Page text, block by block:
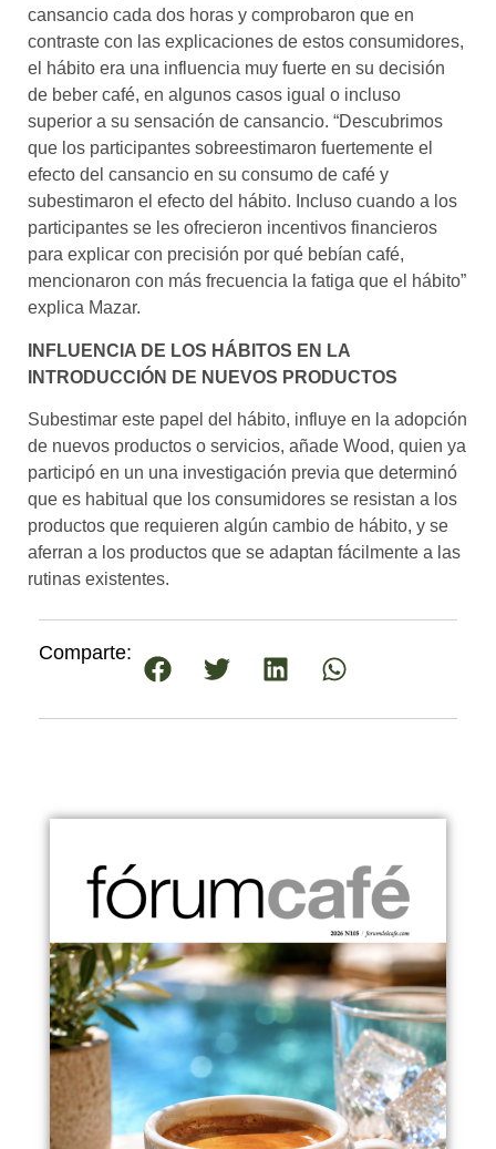
cansancio cada dos horas y comprobaron que en
contraste con las explicaciones de estos consumidores,
el hábito era una influencia muy fuerte en su decisión
de beber café, en algunos casos igual o incluso
superior a su sensación de cansancio. “Descubrimos
que los participantes sobreestimaron fuertemente el
efecto del cansancio en su consumo de café y
subestimaron el efecto del hábito. Incluso cuando a los
participantes se les ofrecieron incentivos financieros
para explicar con precisión por qué bebían café,
mencionaron con más frecuencia la fatiga que el hábito”
explica Mazar.
INFLUENCIA DE LOS HÁBITOS EN LA
INTRODUCCIÓN DE NUEVOS PRODUCTOS
Subestimar este papel del hábito, influye en la adopción
de nuevos productos o servicios, añade Wood, quien ya
participó en un una investigación previa que determinó
que es habitual que los consumidores se resistan a los
productos que requieren algún cambio de hábito, y se
aferran a los productos que se adaptan fácilmente a las
rutinas existentes.
Comparte: